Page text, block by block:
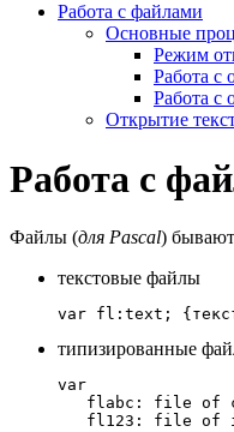
Работа с файлами
Основные
Режим
Работа с
Работа с
Открытие
Работа с
Файлы (для Pascal)
текстовые файлы
var fl : text ;
типизированные
var
   flabc
: file of
   fl123
: file of